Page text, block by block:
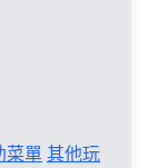
菜單其他玩